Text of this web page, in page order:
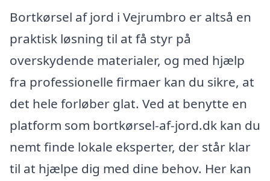
Bortkørsel af jord i Vejrumbro er altså en
praktisk løsning til at få styr på
overskydende materialer, og med hjælp
fra professionelle firmaer kan du sikre, at
det hele forløber glat. Ved at benytte en
platform som bortkørsel-af-jord.dk kan du
nemt finde lokale eksperter, der står klar
til at hjælpe dig med dine behov. Her kan